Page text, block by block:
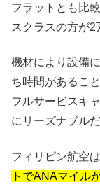
フラットとも比
スクラスの方が2
機材により設備
ち時間があるこ
フルサービスキ
にリーズナブル
フィリピン航空
トでANAマイル